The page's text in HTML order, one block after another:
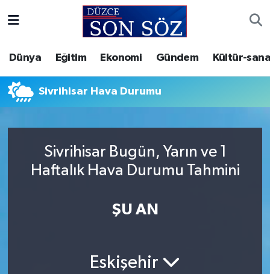
Dünya Eğitim Ekonomi Gündem Kültür-
Sivrihisar Hava Durumu
Sivrihisar Bugün, Yarın ve 1
Haftalık Hava Durumu Tahmini
ŞU AN
Eskişehir
Gizlilik Sözleşmesi
İletişim
Video Galeri
Akçakoca Hava Durumu
Akçakoca Trafik Yoğunluk Haritası
Tüm Manşetler